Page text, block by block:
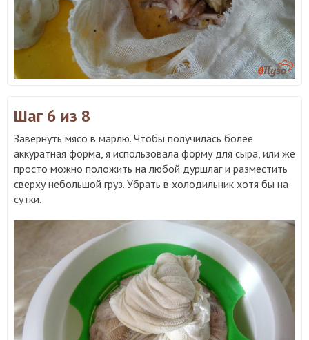
Шаг 6 из 8
Завернуть мясо в марлю. Чтобы получилась более
аккуратная форма, я использовала форму для сыра, или же
просто можно положить на любой дуршлаг и разместить
сверху небольшой груз. Убрать в холодильник хотя бы на
сутки.